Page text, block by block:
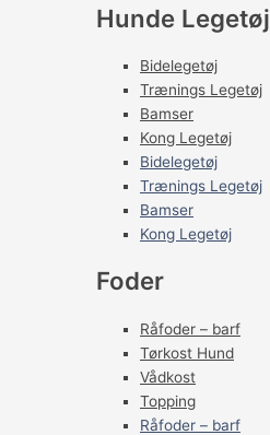
Hunde Legetøj
Bidelegetøj
Trænings Legetøj
Bamser
Kong Legetøj
Bidelegetøj
Trænings Legetøj
Bamser
Kong Legetøj
Foder
Råfoder – barf
Tørkost Hund
Vådkost
Topping
Råfoder – barf